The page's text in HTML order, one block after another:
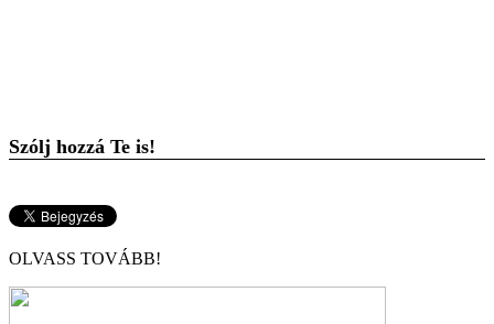
Szólj hozzá Te is!
OLVASS TOVÁBB!